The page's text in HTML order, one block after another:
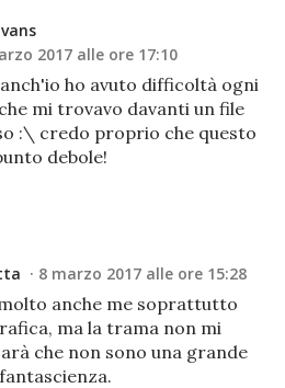
2017 alle ore 17:10
ho avuto difficoltà ogni
mi trovavo davanti un file
:\ credo proprio che questo
debole!
8 marzo 2017 alle ore 15:28
anche me soprattutto
ma la trama non mi
che non sono una grande